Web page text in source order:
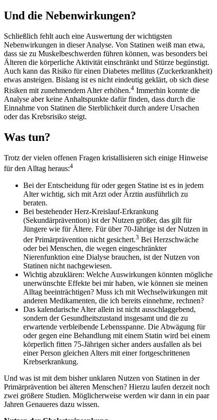
Und die Nebenwirkungen?
Schließlich fehlt auch eine Auswertung der wichtigsten
Nebenwirkungen in dieser Analyse. Von Statinen weiß man etwa,
dass sie zu Muskelbeschwerden führen können, was besonders bei
Älteren die körperliche Aktivität einschränkt und Stürze begünstigt.
Auch kann das Risiko für einen Diabetes mellitus (Zuckerkrankheit)
etwas ansteigen. Bislang ist es nicht eindeutig geklärt, ob sich diese
Risiken mit zunehmendem Alter erhöhen.4 Immerhin konnte die
Analyse aber keine Anhaltspunkte dafür finden, dass durch die
Einnahme von Statinen die Sterblichkeit durch andere Ursachen
oder das Krebsrisiko steigt.
Was tun?
Trotz der vielen offenen Fragen kristallisieren sich einige Hinweise
für den Alltag heraus:4
Bei der Entscheidung für oder gegen Statine ist es in jedem
Alter wichtig, sich mit Arzt oder Ärztin ausführlich zu
beraten.
Bei bestehender Herz-Kreislauf-Erkrankung
(Sekundärprävention) ist der Nutzen größer, das gilt für
Jüngere wie für Ältere. Für über 70-Jährige ist der Nutzen in
der Primärprävention nicht gesichert.3 Bei Herzschwäche
oder bei Menschen, die wegen eingeschränkter
Nierenfunktion eine Dialyse brauchen, ist der Nutzen von
Statinen nicht nachgewiesen.
Wichtig abzuklären: Welche Auswirkungen könnten mögliche
unerwünschte Effekte bei mir haben, wie können sie meinen
Alltag beeinträchtigen? Muss ich mit Wechselwirkungen mit
anderen Medikamenten, die ich bereits einnehme, rechnen?
Das kalendarische Alter allein ist nicht ausschlaggebend,
sondern der Gesundheitszustand insgesamt und die zu
erwartende verbleibende Lebensspanne. Die Abwägung für
oder gegen eine Behandlung mit einem Statin wird bei einem
körperlich fitten 75-Jährigen sicher anders ausfallen als bei
einer Person gleichen Alters mit einer fortgeschrittenen
Krebserkrankung.
Und was ist mit dem bisher unklaren Nutzen von Statinen in der
Primärprävention bei älteren Menschen? Hierzu laufen derzeit noch
zwei größere Studien. Möglicherweise werden wir dann in ein paar
Jahren Genaueres dazu wissen.